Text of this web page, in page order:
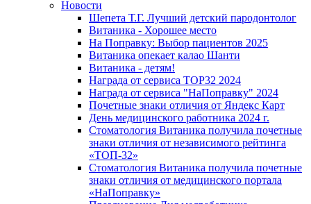
Новости
Шепета Т.Г. Лучший детский пародонтолог
Витаника - Хорошее место
На Поправку: Выбор пациентов 2025
Витаника опекает калао Шанти
Витаника - детям!
Награда от сервиса TOP32 2024
Награда от сервиса "НаПоправку" 2024
Почетные знаки отличия от Яндекс Карт
День медицинского работника 2024 г.
Стоматология Витаника получила почетные
знаки отличия от независимого рейтинга
«ТОП-32»
Стоматология Витаника получила почетные
знаки отличия от медицинского портала
«НаПоправку»